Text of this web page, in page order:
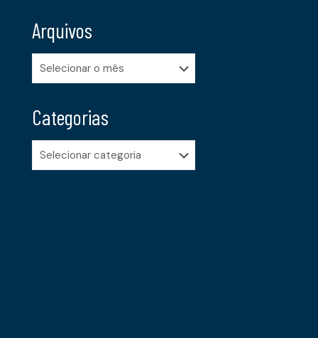
Arquivos
Arquivos
Categorias
Categorias